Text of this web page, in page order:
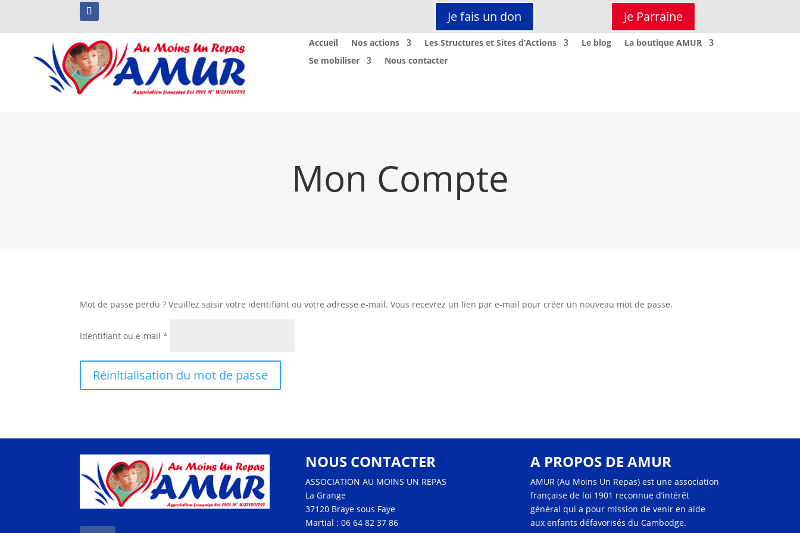
Je fais un don Je Parraine
Accueil Nos actions Les Structures et Sites d’Actions Le blog
La boutique AMUR
Se mobiliser
Nous contacter
Mon Compte
Mot de passe perdu ? Veuillez saisir votre identifiant ou votre adresse e-mail. Vous recevrez un lien par e-mail pour créer un nouveau mot de passe.
Identifiant ou e-mail*
Réinitialisation du mot de passe
NOUS CONTACTER
ASSOCIATION AU MOINS UN REPAS
La Grange
37120 Braye sous Faye
Martial : 06 64 82 37 86
A PROPOS DE AMUR
AMUR (Au Moins Un Repas) est une association
française de loi 1901 reconnue d’intérêt
général qui a pour mission de venir en aide
aux enfants défavorisés du Cambodge.